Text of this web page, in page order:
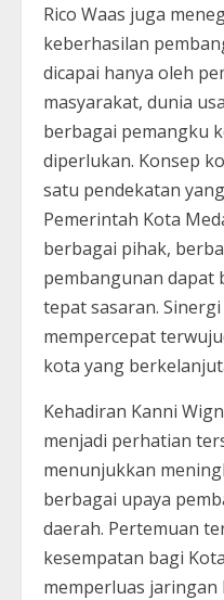
Rico Waas juga
keberhasilan
dicapai hanya oleh
masyarakat, dunia
berbagai pemangku
diperlukan. Konsep
satu pendekatan
Pemerintah Kota
berbagai pihak,
pembangunan dapat
tepat sasaran.
mempercepat
kota yang
Kehadiran Kanni
menjadi perhatian
menunjukkan
berbagai upaya
daerah. Pertemuan
kesempatan bagi
memperluas jaringan